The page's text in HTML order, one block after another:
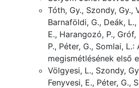
Tóth, Gy., Szondy, Gy.,
Barnaföldi, G., Deák,
E., Harangozó, P., Gróf,
P., Péter, G., Somlai,
megismétlésének első
Völgyesi, L., Szondy,
Fenyvesi, E., Péter, G.,